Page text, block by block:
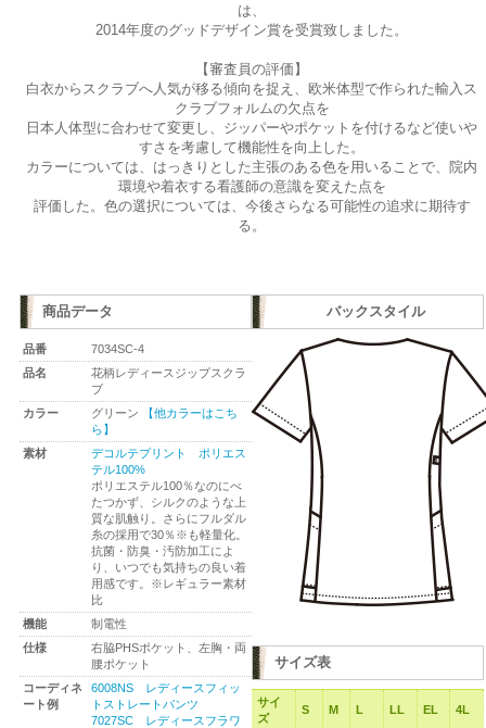
は、
2014年度のグッドデザイン賞を受賞致しました。
【審査員の評価】
白衣からスクラブへ人気が移る傾向を捉え、欧米体型で作られた輸入ス
クラブフォルムの欠点を
日本人体型に合わせて変更し、ジッパーやポケットを付けるなど使いや
すさを考慮して機能性を向上した。
カラーについては、はっきりとした主張のある色を用いることで、院内
環境や着衣する看護師の意識を変えた点を
評価した。色の選択については、今後さらなる可能性の追求に期待す
る。
商品データ
品番
7034SC-4
品名
花柄レディースジップスクラ
ブ
カラー
グリーン
【他カラーはこち
ら】
素材
デコルテプリント ポリエス
テル100%
ポリエステル100％なのにべ
たつかず、シルクのような上
質な肌触り。さらにフルダル
糸の採用で30％※も軽量化。
抗菌・防臭・汚防加工によ
り、いつでも気持ちの良い着
用感です。※レギュラー素材
比
機能
制電性
仕様
右脇PHSポケット、左胸・両
腰ポケット
コーディネ
ート例
6008NS レディースフィッ
トストレートパンツ
7027SC レディースフラワ
バックスタイル
サイズ表
サイ
ズ
S M L LL EL 4L